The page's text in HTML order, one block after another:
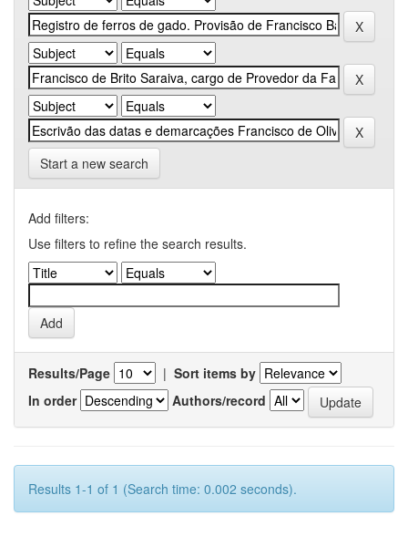
Start a new search
Add filters:
Use filters to refine the search results.
Results/Page | Sort items by
In order
Authors/record
Results 1-1 of 1 (Search time: 0.002 seconds).